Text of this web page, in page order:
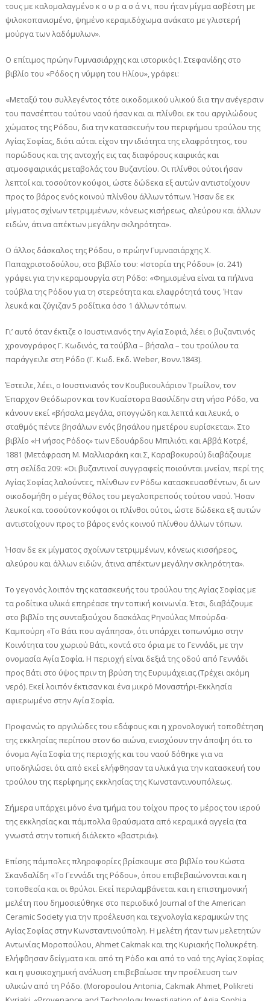
τους με καλομαλαγμένο κ ο υ ρ α σ ά ν ι, που ήταν μίγμα ασβέστη με
ψιλοκοπανισμένο, ψημένο κεραμιδόχωμα ανάκατο με γλιστερή
μούργα των λαδόμυλων».
Ο επίτιμος πρώην Γυμνασιάρχης και ιστορικός Ι. Στεφανίδης στο
βιβλίο του «Ρόδος η νύμφη του Ηλίου», γράφει:
«Μεταξύ του συλλεγέντος τότε οικοδομικού υλικού δια την ανέγερσιν
του πανσέπτου τούτου ναού ήσαν και αι πλίνθοι εκ του αργιλώδους
χώματος της Ρόδου, δια την κατασκευήν του περιφήμου τρούλου της
Αγίας Σοφίας, διότι αύται είχον την ιδιότητα της ελαφρότητoς, του
πορώδους και της αντοχής εις τας διαφόρους καιρικάς και
ατμοσφαιρικάς μεταβολάς του Βυζαντίου. Οι πλίνθοι ούτοι ήσαν
λεπτοί και τοσούτον κούφοι, ώστε δώδεκα εξ αυτών αντιστοίχουν
προς το βάρος ενός κοινού πλίνθου άλλων τόπων. Ήσαν δε εκ
μίγματος σχίνων τετριμμένων, κόνεως κισήρεως, αλεύρου και άλλων
ειδών, άτινα απέκτων μεγάλην σκληρότητα».
Ο άλλος δάσκαλος της Ρόδου, ο πρώην Γυμνασιάρχης Χ.
Παπαχριστοδούλου, στο βιβλίο του: «Ιστορία της Ρόδου» (σ. 241)
γράφει για την κεραμουργία στη Ρόδο: «Φημισμένα είναι τα πήλινα
τούβλα της Ρόδου για τη στερεότητα και ελαφρότητά τους. Ήταν
λευκά και ζύγιζαν 5 ροδίτικα όσο 1 άλλων τόπων.
Γι’ αυτό όταν έκτιζε ο Ιουστινιανός την Αγία Σοφιά, λέει ο βυζαντινός
χρονογράφος Γ. Κωδινός, τα τούβλα – βήσαλα – του τρούλου τα
παράγγειλε στη Ρόδο (Γ. Κωδ. Εκδ. Weber, Bονν.1843).
Έστειλε, λέει, ο Ιουστινιανός τον Κουβικουλάριον Τρωίλον, τον
Έπαρχον Θεόδωρον και τον Κυαίστορα Βασιλίδην στη νήσο Ρόδο, να
κάνουν εκεί «βήσαλα μεγάλα, σπογγώδη και λεπτά και λευκά, ο
σταθμός πέντε βησάλων ενός βησάλου ημετέρου ευρίσκεται». Στο
βιβλίο «Η νήσος Ρόδος» των Εδουάρδου Μπιλιότι και Αββά Κοτρέ,
1881 (Μετάφραση Μ. Μαλλιαράκη και Σ, Καραβοκυρού) διαβάζουμε
στη σελίδα 209: «Οι βυζαντινοί συγγραφείς ποιούνται μνείαν, περί της
Αγίας Σοφίας λαλούντες, πλίνθων εν Ρόδω κατασκευασθέντων, δι ων
οικοδομήθη ο μέγας θόλος του μεγαλοπρεπούς τούτου ναού. Ήσαν
λευκοί και τοσούτον κούφοι οι πλίνθοι ούτοι, ώστε δώδεκα εξ αυτών
αντιστοίχουν προς το βάρος ενός κοινού πλίνθου άλλων τόπων.
Ήσαν δε εκ μίγματος σχοίνων τετριμμένων, κόνεως κισσήρεος,
αλεύρου και άλλων ειδών, άτινα απέκτων μεγάλην σκληρότητα».
Το γεγονός λοιπόν της κατασκευής του τρούλου της Αγίας Σοφίας με
τα ροδίτικα υλικά επηρέασε την τοπική κοινωνία. Έτσι, διαβάζουμε
στο βιβλίο της συνταξιούχου δασκάλας Ρηνούλας Μπούρδα-
Καμπούρη «Το Βάτι που αγάπησα», ότι υπάρχει τοπωνύμιο στην
Κοινότητα του χωριού Βάτι, κοντά στο όρια με το Γεννάδι, με την
ονομασία Αγία Σοφία. Η περιοχή είναι δεξιά της οδού από Γεννάδι
προς Βάτι στο ύψος πριν τη βρύση της Ευρυμάχειας.(Τρέχει ακόμη
νερό). Εκεί λοιπόν έκτισαν και ένα μικρό Μοναστήρι-Εκκλησία
αφιερωμένο στην Αγία Σοφία.
Προφανώς το αργιλώδες του εδάφους και η χρονολογική τοποθέτηση
της εκκλησίας περίπου στον 6ο αιώνα, ενισχύουν την άποψη ότι το
όνομα Αγία Σοφία της περιοχής και του ναού δόθηκε για να
υποδηλώσει ότι από εκεί ελήφθησαν τα υλικά για την κατασκευή του
τρούλου της περίφημης εκκλησίας της Κωνσταντινουπόλεως.
Σήμερα υπάρχει μόνο ένα τμήμα του τοίχου προς το μέρος του ιερού
της εκκλησίας και πάμπολλα θραύσματα από κεραμικά αγγεία (τα
γνωστά στην τοπική διάλεκτο «βαστριά»).
Επίσης πάμπολες πληροφορίες βρίσκουμε στο βιβλίο του Κώστα
Σκανδαλίδη «Το Γεννάδι της Ρόδου», όπου επιβεβαιώνονται και η
τοποθεσία και οι θρύλοι. Εκεί περιλαμβάνεται και η επιστημονική
μελέτη που δημοσιεύθηκε στο περιοδικό Journal of the American
Ceramic Society για την προέλευση και τεχνολογία κεραμικών της
Αγίας Σοφίας στην Κωνσταντινούπολη. Η μελέτη ήταν των μελετητών
Αντωνίας Μοροπούλου, Ahmet Cakmak και της Κυριακής Πολυκρέτη.
Ελήφθησαν δείγματα και από τη Ρόδο και από το ναό της Αγίας Σοφίας
και η φυσικοχημική ανάλυση επιβεβαίωσε την προέλευση των
υλικών από τη Ρόδο. (Moropoulou Antonia, Cakmak Ahmet, Polikreti